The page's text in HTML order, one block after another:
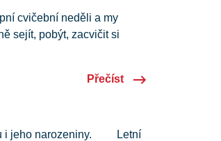
cvičební neděli a my
sejít, pobýt, zacvičit si
Přečíst
i jeho narozeniny. Letní